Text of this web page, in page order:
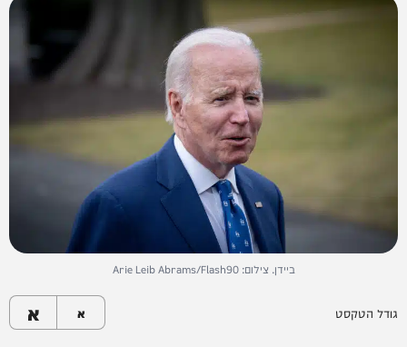
ביידן. צילום: Arie Leib Abrams/Flash90
גודל הטקסט א א